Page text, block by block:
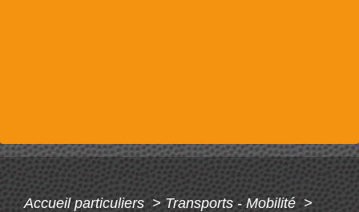
Accueil particuliers> Transports - Mobilité>